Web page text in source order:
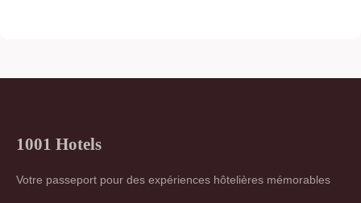
1001 Hotels
Votre passeport pour des expériences hôtelières mémorables